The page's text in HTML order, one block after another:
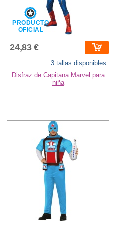
PRODUCTO
OFICIAL
24,83 €
3 tallas disponibles
Disfraz de Capitana Marvel para
niña